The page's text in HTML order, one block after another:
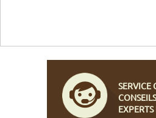
SERVICE